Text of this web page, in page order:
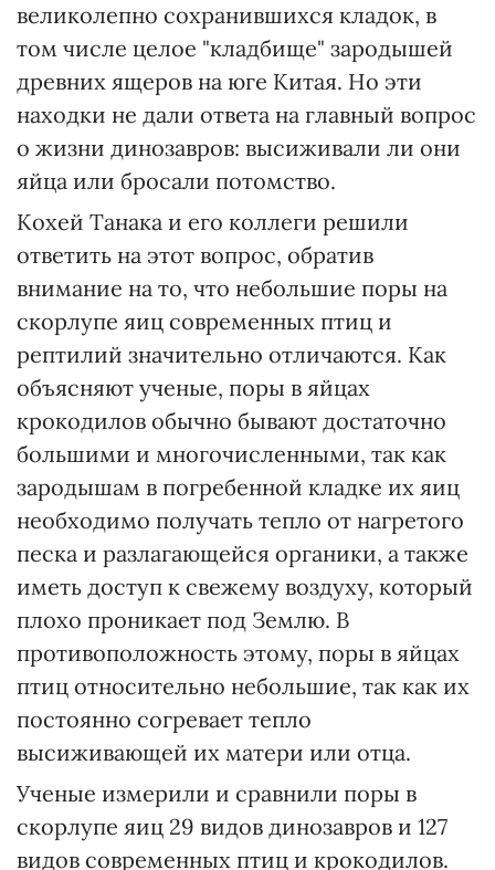
великолепно сохранившихся кладок, в
том числе целое "кладбище" зародышей
древних ящеров на юге Китая. Но эти
находки не дали ответа на главный вопрос
о жизни динозавров: высиживали ли они
яйца или бросали потомство.
Кохей Танака и его коллеги решили
ответить на этот вопрос, обратив
внимание на то, что небольшие поры на
скорлупе яиц современных птиц и
рептилий значительно отличаются. Как
объясняют ученые, поры в яйцах
крокодилов обычно бывают достаточно
большими и многочисленными, так как
зародышам в погребенной кладке их яиц
необходимо получать тепло от нагретого
песка и разлагающейся органики, а также
иметь доступ к свежему воздуху, который
плохо проникает под Землю. В
противоположность этому, поры в яйцах
птиц относительно небольшие, так как их
постоянно согревает тепло
высиживающей их матери или отца.
Ученые измерили и сравнили поры в
скорлупе яиц 29 видов динозавров и 127
видов современных птиц и крокодилов.